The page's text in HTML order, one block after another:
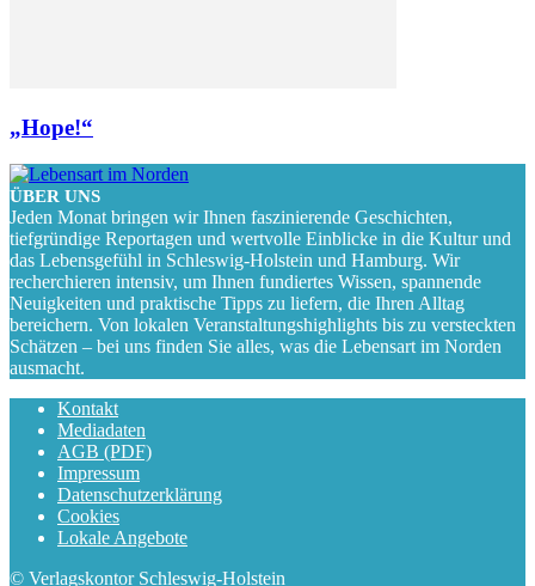
„Hope!“
ÜBER UNS
Jeden Monat bringen wir Ihnen faszinierende Geschichten,
tiefgründige Reportagen und wertvolle Einblicke in die Kultur und
das Lebensgefühl in Schleswig-Holstein und Hamburg. Wir
recherchieren intensiv, um Ihnen fundiertes Wissen, spannende
Neuigkeiten und praktische Tipps zu liefern, die Ihren Alltag
bereichern. Von lokalen Veranstaltungshighlights bis zu versteckten
Schätzen – bei uns finden Sie alles, was die Lebensart im Norden
ausmacht.
Kontakt
Mediadaten
AGB (PDF)
Impressum
Datenschutzerklärung
Cookies
Lokale Angebote
© Verlagskontor Schleswig-Holstein